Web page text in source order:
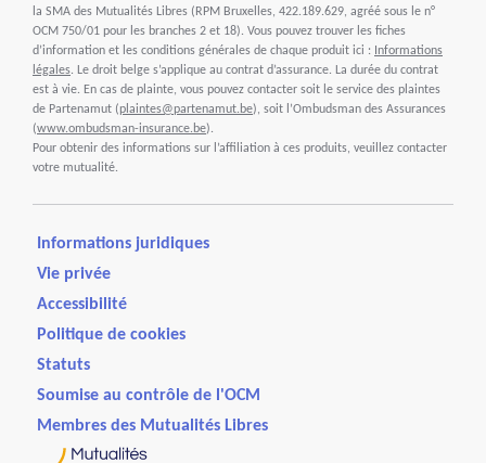
la SMA des Mutualités Libres (RPM Bruxelles, 422.189.629, agréé sous le n°
OCM 750/01 pour les branches 2 et 18). Vous pouvez trouver les fiches
d’information et les conditions générales de chaque produit ici : Informations
légales. Le droit belge s’applique au contrat d’assurance. La durée du contrat
est à vie. En cas de plainte, vous pouvez contacter soit le service des plaintes
de Partenamut (plaintes@partenamut.be), soit l’Ombudsman des Assurances
(www.ombudsman-insurance.be).
Pour obtenir des informations sur l’affiliation à ces produits, veuillez contacter
votre mutualité.
Informations juridiques
Vie privée
Accessibilité
Politique de cookies
Statuts
Soumise au contrôle de l'OCM
Membres des Mutualités Libres